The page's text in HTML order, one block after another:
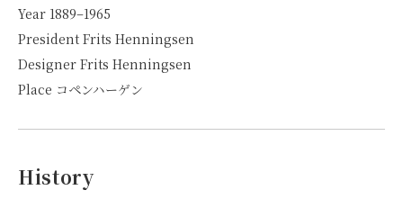
Year 1889–1965
President Frits Henningsen
Designer Frits Henningsen
Place コペンハーゲン
History